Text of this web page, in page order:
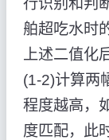
行识别和判
舶超吃水时
上述二值化
(1-2)计算两
程度越高，
度匹配，此